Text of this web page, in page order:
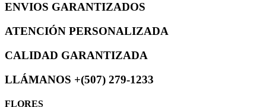
ENVIOS GARANTIZADOS
ATENCIÓN PERSONALIZADA
CALIDAD GARANTIZADA
LLÁMANOS +(507) ️279-1233
FLORES